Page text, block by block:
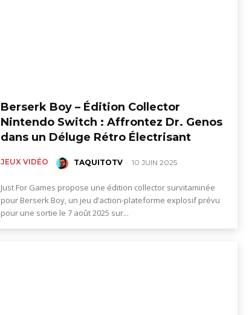
Berserk Boy – Édition Collector
Nintendo Switch : Affrontez Dr. Genos
dans un Déluge Rétro Électrisant
JEUX VIDÉO TAQUITOTV - 10 JUIN 2025
Just For Games propose une édition collector survitaminée
pour Berserk Boy, un jeu d’action-plateforme explosif prévu
pour une sortie le 7 août 2025 sur...